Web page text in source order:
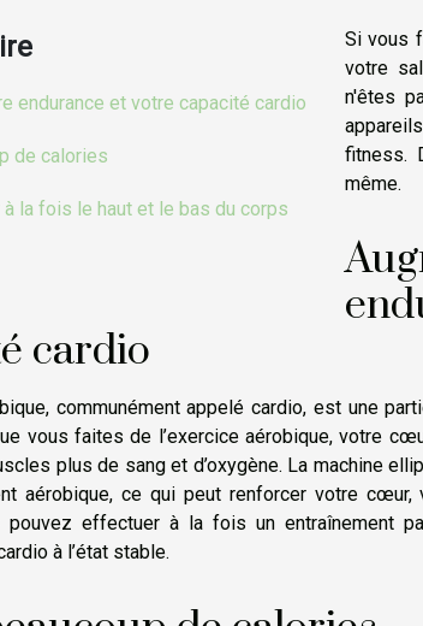
endurance et votre capacité cardio
de calories
la fois le haut et le bas du corps
Si vous
votre
n'êtes
fitness.
même.
cardio
communément appelé cardio, est une
vous faites de l’exercice aérobique, votre
plus de sang et d’oxygène. La machine
aérobique, ce qui peut renforcer votre
pouvez effectuer à la fois un entraînement
à l’état stable.